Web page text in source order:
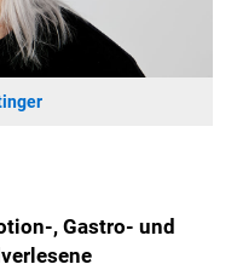
, Gastro- und